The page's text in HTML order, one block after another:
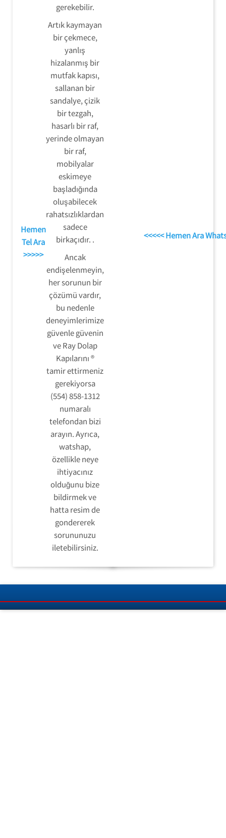
Hemen
Tel Ara
>>>>>
gerekebilir.
Artık kaymayan
bir çekmece,
yanlış
hizalanmış bir
mutfak kapısı,
sallanan bir
sandalye, çizik
bir tezgah,
hasarlı bir raf,
yerinde olmayan
bir raf,
mobilyalar
eskimeye
başladığında
oluşabilecek
rahatsızlıklardan
sadece
birkaçıdır. .
Ancak
endişelenmeyin,
her sorunun bir
çözümü vardır,
bu nedenle
deneyimlerimize
güvenle güvenin
ve Ray Dolap
Kapılarını ®
tamir ettirmeniz
gerekiyorsa
(554) 858-1312
numaralı
telefondan bizi
arayın. Ayrıca,
watshap,
özellikle neye
ihtiyacınız
olduğunu bize
bildirmek ve
hatta resim de
gondererek
sorununuzu
iletebilirsiniz.
<<<<< Hemen Ara